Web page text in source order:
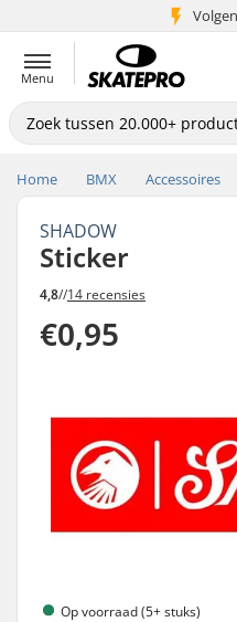
5+
Menu
Home BMX Accessoires
SHADOW
Sticker
4,8//14 recensies
€0,95
Op voorraad (5+ stuks)